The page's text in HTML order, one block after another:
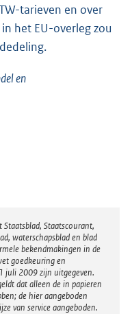
tarieven en over
het EU-overleg zou
en
Staatscourant,
waterschapsblad en blad
bekendmakingen in de
goedkeuring en
juli 2009 zijn uitgegeven.
dat alleen de in papieren
de hier aangeboden
van service aangeboden.